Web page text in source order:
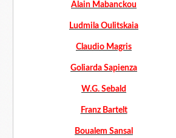
Alain Mabanckou
Ludmila Oulitskaia
Claudio Magris
Goliarda Sapienza
W.G. Sebald
Franz Bartelt
Boualem Sansal